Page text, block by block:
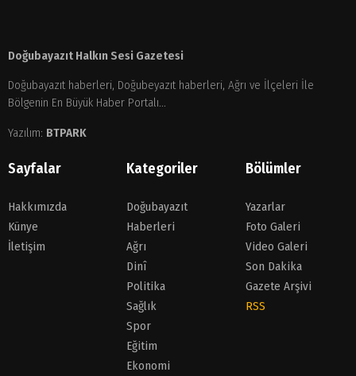
Doğubayazıt Halkın Sesi Gazetesi
Doğubayazıt haberleri, Doğubeyazıt haberleri, Ağrı ve İlçeleri İle
Bölgenin En Büyük Haber Portalı...
Yazılım: BTPARK
Sayfalar
Hakkımızda
Künye
İletişim
Kategoriler
Doğubayazıt
Haberleri
Ağrı
Dinî
Politika
Sağlık
Spor
Eğitim
Ekonomi
Bölümler
Yazarlar
Foto Galeri
Video Galeri
Son Dakika
Gazete Arşivi
RSS